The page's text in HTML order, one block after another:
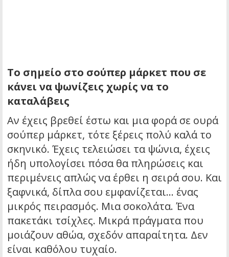
Το σημείο στο σούπερ μάρκετ που σε
κάνει να ψωνίζεις χωρίς να το
καταλάβεις
Αν έχεις βρεθεί έστω και μια φορά σε ουρά
σούπερ μάρκετ, τότε ξέρεις πολύ καλά το
σκηνικό. Έχεις τελειώσει τα ψώνια, έχεις
ήδη υπολογίσει πόσα θα πληρώσεις και
περιμένεις απλώς να έρθει η σειρά σου. Και
ξαφνικά, δίπλα σου εμφανίζεται… ένας
μικρός πειρασμός. Μια σοκολάτα. Ένα
πακετάκι τσίχλες. Μικρά πράγματα που
μοιάζουν αθώα, σχεδόν απαραίτητα. Δεν
είναι καθόλου τυχαίο.